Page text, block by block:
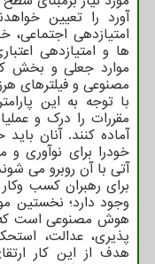
آورد را تعیین
امتیازدهی اجتماعی،
ها و امتیازدهی
موارد جعلی و بخش
مصنوعی و فیلترهای
با توجه به این
مقررات را درک و
آماده کنند. آنان
خودرا برای نوآوری و
آتی با آن روبرو می
وجود دارد؛ نخستین
هوش مصنوعی است که
پذیری، عدالت،
هدف از این کار